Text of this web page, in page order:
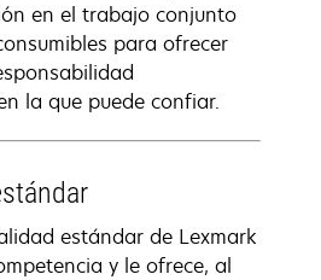
en el trabajo conjunto
para ofrecer
la que puede confiar.
estándar de Lexmark
y le ofrece, al